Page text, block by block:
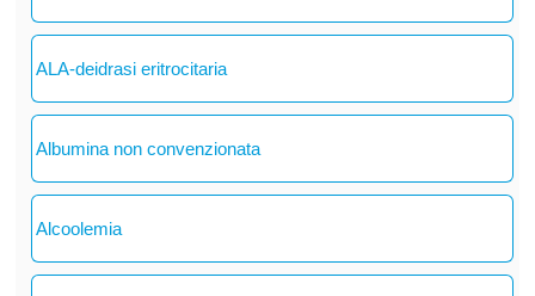
ALA-deidrasi eritrocitaria
Albumina non convenzionata
Alcoolemia